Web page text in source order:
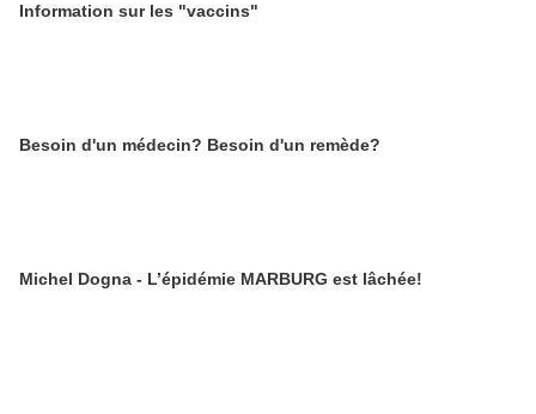
Information sur les "vaccins"
Besoin d'un médecin? Besoin d'un remède?
Michel Dogna - L’épidémie MARBURG est lâchée!